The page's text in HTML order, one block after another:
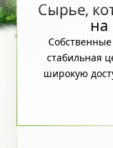
Сырье,
на
Собственные
стабильная
широкую